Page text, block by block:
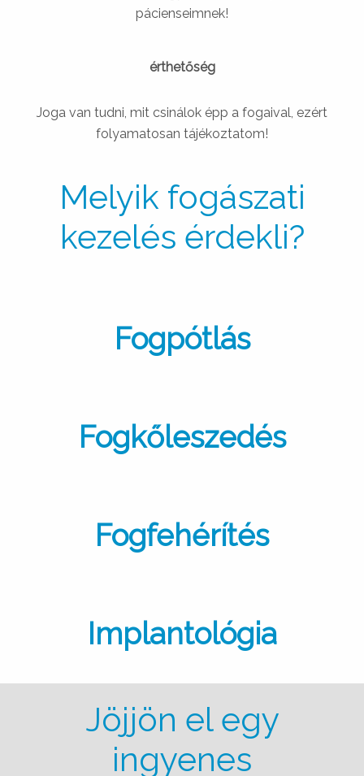
pácienseimnek!
érthetőség
Joga van tudni, mit csinálok épp a fogaival, ezért
folyamatosan tájékoztatom!
Melyik fogászati
kezelés érdekli?
Fogpótlás
Fogkőleszedés
Fogfehérítés
Implantológia
Jöjjön el egy
ingyenes